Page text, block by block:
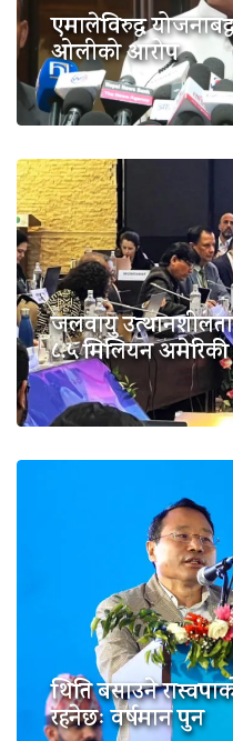
एमालेविरुद्ध
ओलीको आरोप
जलवायु
८.५ मिलियन
थिति बसाउने
रहनेछः वर्षमान पुन